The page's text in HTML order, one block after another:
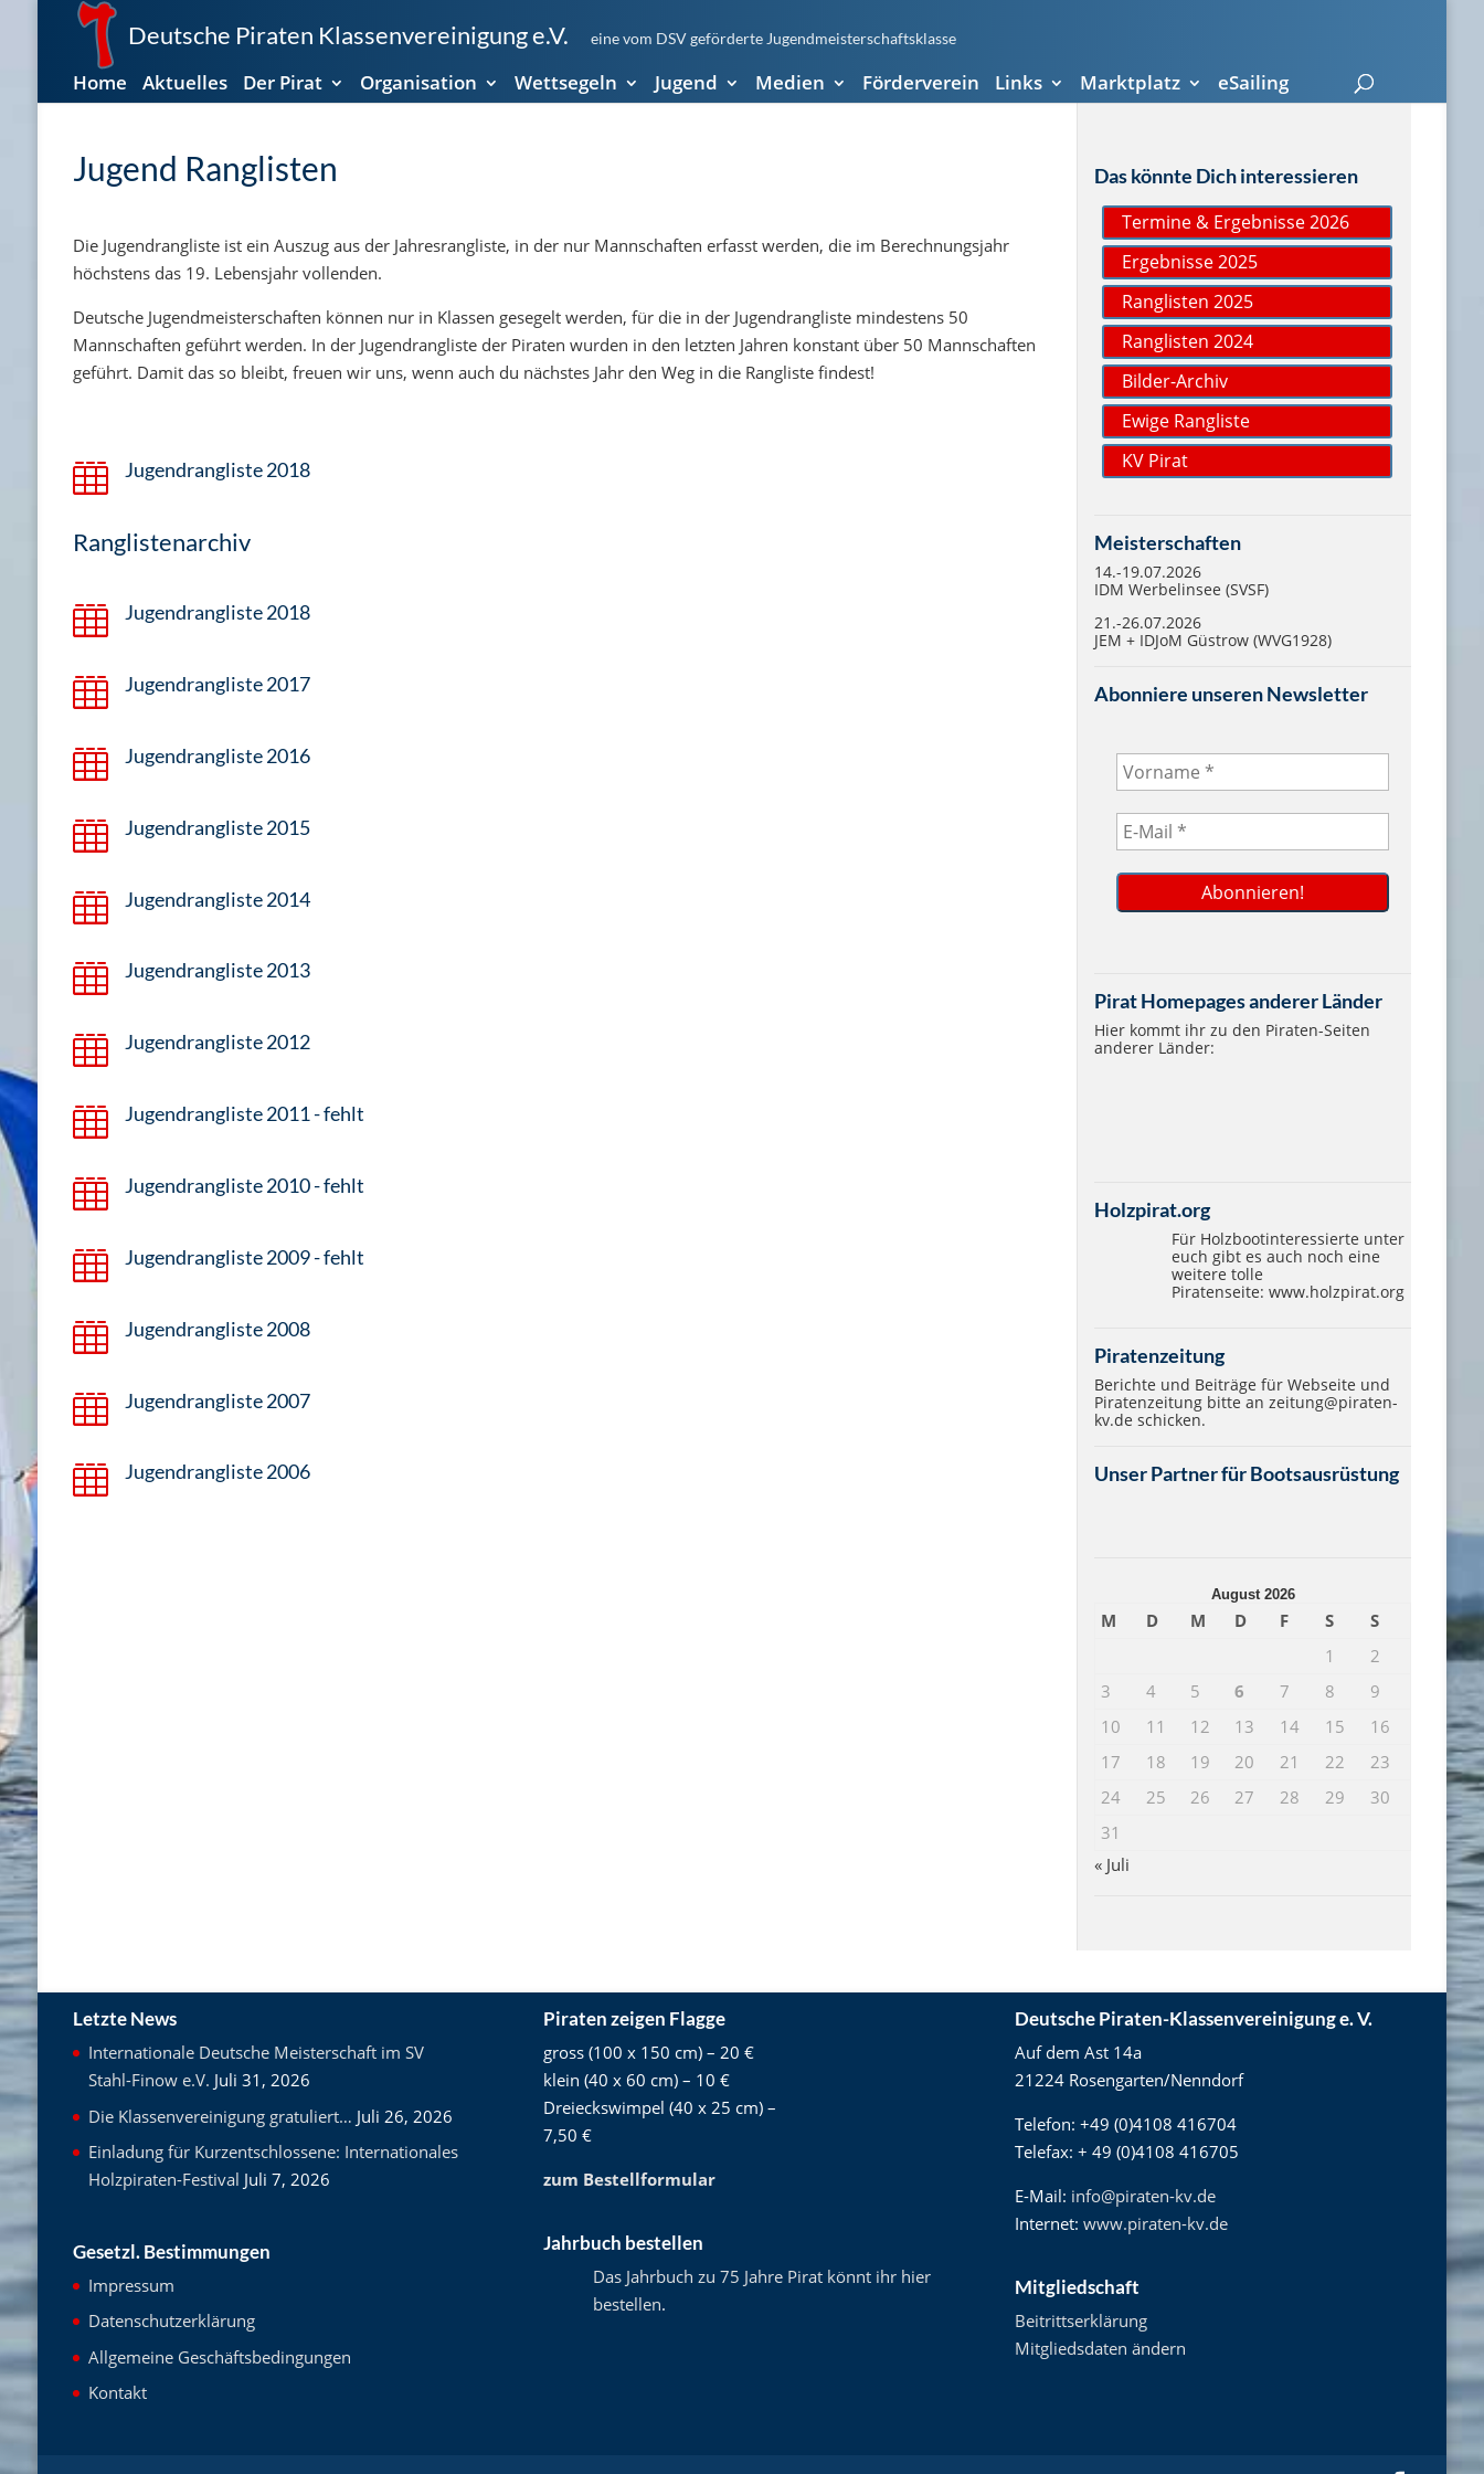
Deutsche Piraten Klassenvereinigung e.V. eine vom DSV geförderte Jugendmeisterschaftsklasse
Home Aktuelles Der Pirat Organisation Wettsegeln Jugend Medien Förderverein Links Marktplatz eSailing
Jugend Ranglisten
Die Jugendrangliste ist ein Auszug aus der Jahresrangliste, in der nur Mannschaften erfasst werden, die im Berechnungsjahr
höchstens das 19. Lebensjahr vollenden.
Deutsche Jugendmeisterschaften können nur in Klassen gesegelt werden, für die in der Jugendrangliste mindestens 50
Mannschaften geführt werden. In der Jugendrangliste der Piraten wurden in den letzten Jahren konstant über 50 Mannschaften
geführt. Damit das so bleibt, freuen wir uns, wenn auch du nächstes Jahr den Weg in die Rangliste findest!
 Jugendrangliste 2018
Ranglistenarchiv
 Jugendrangliste 2018
 Jugendrangliste 2017
 Jugendrangliste 2016
 Jugendrangliste 2015
 Jugendrangliste 2014
 Jugendrangliste 2013
 Jugendrangliste 2012
 Jugendrangliste 2011 - fehlt
 Jugendrangliste 2010 - fehlt
 Jugendrangliste 2009 - fehlt
 Jugendrangliste 2008
 Jugendrangliste 2007
 Jugendrangliste 2006
Das könnte Dich interessieren
Termine & Ergebnisse 2026
Ergebnisse 2025
Ranglisten 2025
Ranglisten 2024
Bilder-Archiv
Ewige Rangliste
KV Pirat
Meisterschaften
14.-19.07.2026
IDM Werbelinsee (SVSF)
21.-26.07.2026
JEM + IDJoM Güstrow (WVG1928)
Abonniere unseren Newsletter
Pirat Homepages anderer Länder
Hier kommt ihr zu den Piraten-Seiten
anderer Länder:
Holzpirat.org
Für Holzbootinteressierte unter
euch gibt es auch noch eine
weitere tolle
Piratenseite:www.holzpirat.org
Piratenzeitung
Berichte und Beiträge für Webseite und
Piratenzeitung bitte anzeitung@piraten-
kv.de schicken.
Unser Partner für Bootsausrüstung
August 2026
M D M D F S
S
1
2
3
4 5 6 7 8
9
10
11 12 13 14 15
16
17
18 19 20 21 22
23
24
25 26 27 28 29
30
31
« Juli
Letzte News
Internationale Deutsche Meisterschaft im SV
Stahl-Finow e.V. Juli 31, 2026
Die Klassenvereinigung gratuliert… Juli 26, 2026
Einladung für Kurzentschlossene: Internationales
Holzpiraten-Festival Juli 7, 2026
Gesetzl. Bestimmungen
Impressum
Datenschutzerklärung
Allgemeine Geschäftsbedingungen
Kontakt
Piraten zeigen Flagge
gross (100 x 150 cm) – 20 €
klein (40 x 60 cm) – 10 €
Dreieckswimpel (40 x 25 cm) –
7,50 €
zum Bestellformular
Jahrbuch bestellen
Das Jahrbuch zu 75 Jahre Pirat könnt ihr hier
bestellen.
Deutsche Piraten-Klassenvereinigung e. V.
Auf dem Ast 14a
21224 Rosengarten/Nenndorf
Telefon: +49 (0)4108 416704
Telefax: + 49 (0)4108 416705
E-Mail: info@piraten-kv.de
Internet: www.piraten-kv.de
Mitgliedschaft
Beitrittserklärung
Mitgliedsdaten ändern